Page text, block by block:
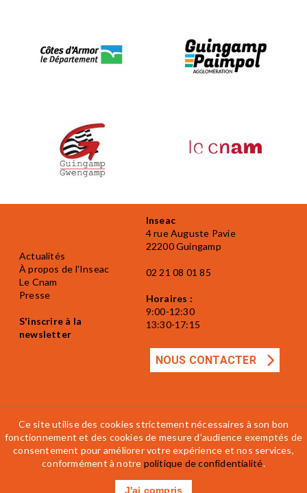
Actualités
À propos de l'Inseac
Le Cnam
Presse
S'inscrire à la
newsletter
Inseac
4 rue Auguste Pavie
22200 Guingamp
02 21 08 01 85
Horaires :
9:00-12:30
13:30-17:15
NOUS CONTACTER
Mentions légales Accessibilité
CGV
Règlement intérieur
Ce site utilise des cookies strictement nécessaires à son bon
fonctionnement et des cookies de mesure d’audience exemptés de
consentement pour améliorer votre expérience et nos services,
conformément à notre politique de confidentialité.
J'ai compris